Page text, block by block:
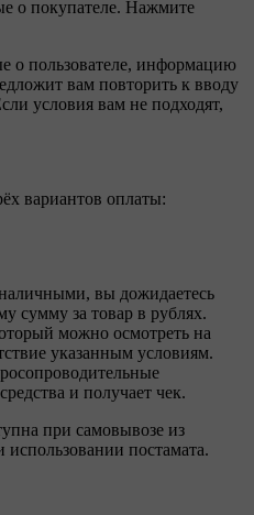
о покупателе. Нажмите
о пользователе, информацию
вам повторить к вводу
условия вам не подходят,
вариантов оплаты:
вы дожидаетесь
сумму за товар в рублях.
можно осмотреть на
указанным условиям.
и получает чек.
при самовывозе из
постамата.